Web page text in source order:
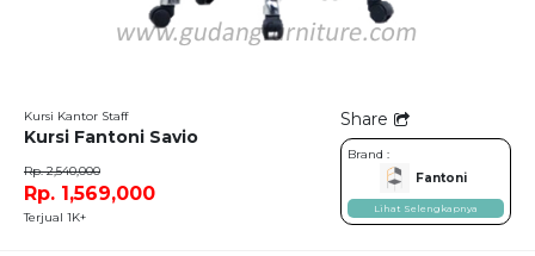
Kursi Kantor Staff
Kursi Fantoni Savio
Rp. 1,569,000
Rp. 2,540,000
Terjual 1K+
Share
Brand :
Fantoni
Lihat Selengkapnya